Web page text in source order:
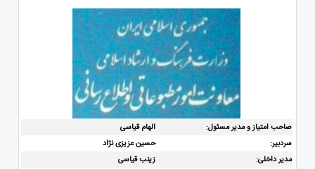
صاحب امتیاز و مدیر مسئول:
الهام قیاسی
سردبیر:
حسین عزیزی نژاد
مدیر داخلی:
زینب قیاسی